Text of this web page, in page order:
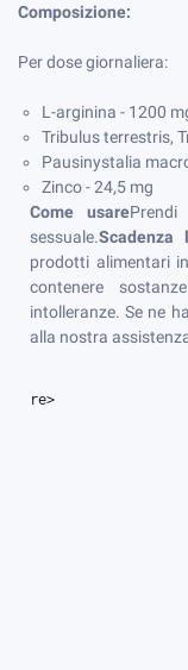
Composizione:
Per dose giornaliera:
L-arginina - 1200
Tribulus terrestris,
Pausinystalia
Zinco - 24,5 mg
Come usare
sessuale.Scadenza
prodotti alimentari
contenere
intolleranze. Se ne
alla nostra